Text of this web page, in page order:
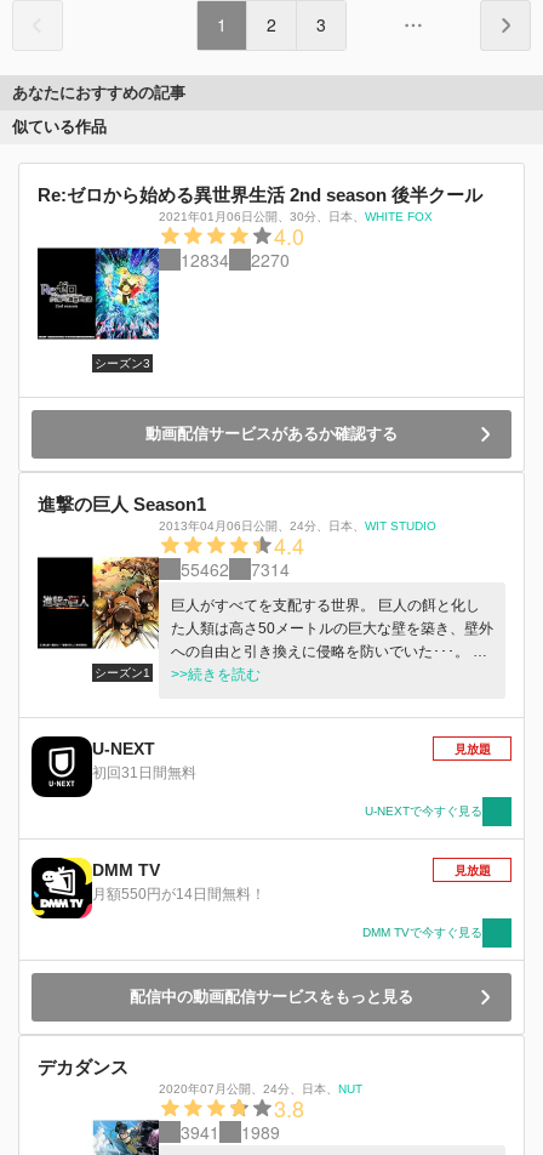
1 2 3
あなたにおすすめの記事
似ている作品
Re:ゼロから始める異世界生活 2nd season 後半クール
シーズン3
2021年01月06日公開 30分 日本 WHITE FOX
4.0
12834 2270
動画配信サービスがあるか確認する
進撃の巨人 Season1
シーズン1
2013年04月06日公開 24分 日本 WIT STUDIO
4.4
55462 7314
巨人がすべてを支配する世界。 巨人の餌と化し
た人類は高さ50メートルの巨大な壁を築き、壁外
への自由と引き換えに侵略を防いでいた･･･。 ま
だ見ぬ壁外の世界を夢見る10歳の少年、エレン･
の世界へ出ることを諦めた人々に違和感を覚え
る。 彼らを「家畜」と呼ぶエレン。 エレンを
「異物」と感じる人々。 だが、壁をも越える超
「平和」も突如として崩れ去ってしまう･･･。
>>続きを読む
U-NEXT
初回31日間無料
見放題
U-NEXTで今すぐ見る
DMM TV
月額550円が14日間無料！
見放題
DMM TVで今すぐ見る
配信中の動画配信サービスをもっと見る
デカダンス
2020年07月公開 24分 日本 NUT
3.8
3941 1989